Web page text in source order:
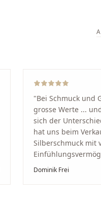
"Bei Schmuck und
grosse Werte ...
sich der
hat uns beim
Silberschmuck mit
Zeit genommen
Dominik Frei